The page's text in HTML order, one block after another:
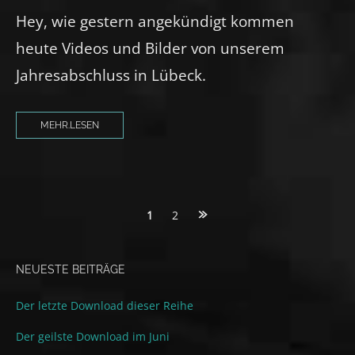
Hey, wie gestern angekündigt kommen
heute Videos und Bilder von unserem
Jahresabschluss in Lübeck.
MEHR.LESEN
1 2
NEUESTE BEITRÄGE
Der letzte Download dieser Reihe
Der geilste Download im Juni